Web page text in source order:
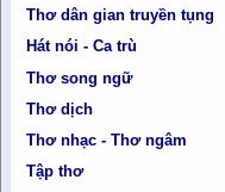
Thơ dân gian truyền tụng
Hát nói - Ca trù
Thơ song ngữ
Thơ dịch
Thơ nhạc - Thơ ngâm
Tập thơ